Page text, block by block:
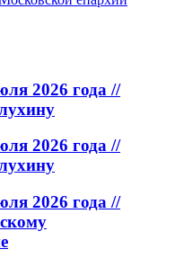
2026 года //
2026 года //
2026 года //